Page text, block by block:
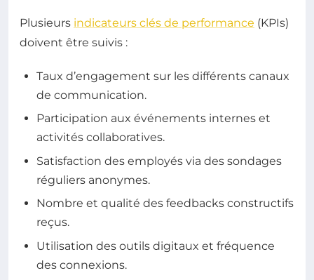
Plusieurs indicateurs clés de performance (KPIs)
doivent être suivis :
Taux d’engagement sur les différents canaux
de communication.
Participation aux événements internes et
activités collaboratives.
Satisfaction des employés via des sondages
réguliers anonymes.
Nombre et qualité des feedbacks constructifs
reçus.
Utilisation des outils digitaux et fréquence
des connexions.